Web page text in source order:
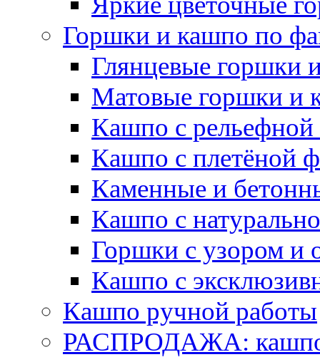
Горшки и кашпо по
Глянцевые горшки
Матовые горшки и
Кашпо с рельефной
Кашпо с плетёной
Каменные и
Кашпо с
Горшки с узором и
Кашпо с
Кашпо ручной работы
РАСПРОДАЖА: кашпо